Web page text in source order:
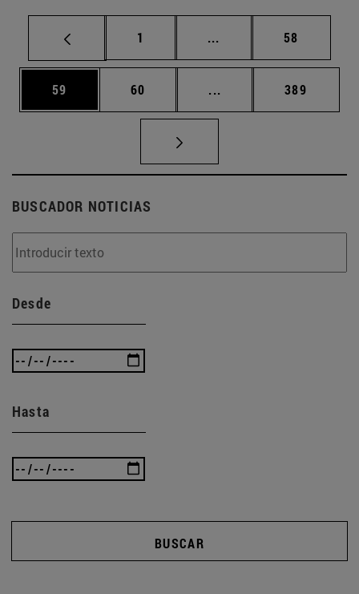
Página
1 ... Páginas intermedias
Página
58
Página
59 Página
60 ... Páginas intermedias
Página
389
BUSCADOR NOTICIAS
Desde
Hasta
BUSCAR